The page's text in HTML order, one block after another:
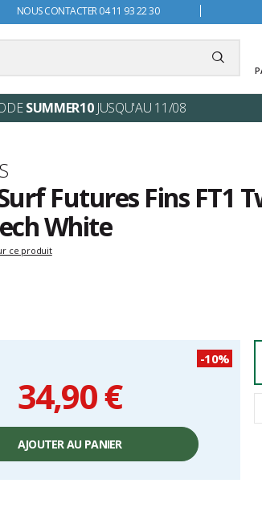
NOUS CONTACTER 04 11 93 22 30
SUMMER10JUSQU'AU 11/08
Futures Fins FT1
White
ce produit
-10%
34,90 €
AJOUTER AU PANIER